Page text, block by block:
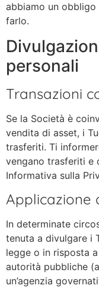
abbiamo un
farlo.
personali
Transazioni
Se la Società è
vendita di asset, i
trasferiti. Ti
vengano trasferiti e
Informativa sulla
Applicazione
In determinate
tenuta a divulgare i
legge o in risposta
autorità pubbliche
un’agenzia